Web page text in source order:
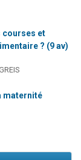
courses et
? (9 av)
maternité